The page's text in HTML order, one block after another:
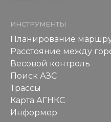
ИНСТРУМЕНТЫ
Планирование
Расстояние между
Весовой контроль
Поиск АЗС
Трассы
Карта АГНКС
Информер